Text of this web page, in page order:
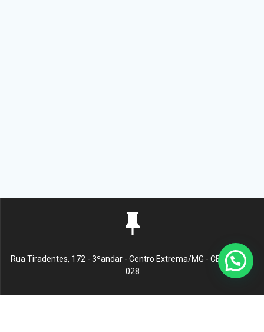
Rua Tiradentes, 172 - 3ºandar - Centro Extrema/MG - CEP 37640-
028